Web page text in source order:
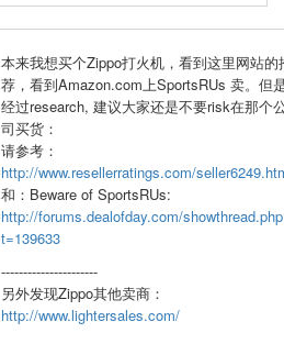
本来我想买个Zippo打火机，看到这里网站的
荐，看到Amazon.com上SportsRUs 卖。但
经过research, 建议大家还是不要risk在那个
司买货：
请参考：
http://www.resellerratings.com/
和：Beware of SportsRUs:
http://forums.dealofday.com/
t=139633
----------------------
另外发现Zippo其他卖商：
http://www.lightersales.com/